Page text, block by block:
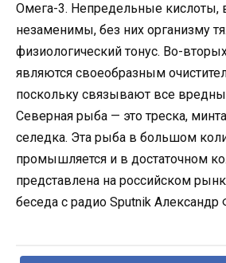
Омега-3. Непредельные кислоты,
незаменимы, без них организму
физиологический тонус. Во-
являются своеобразным
поскольку связывают все
Северная рыба — это треска,
селедка. Эта рыба в большом
промышляется и в достаточном
представлена на российском
беседа с радио Sputnik Александр